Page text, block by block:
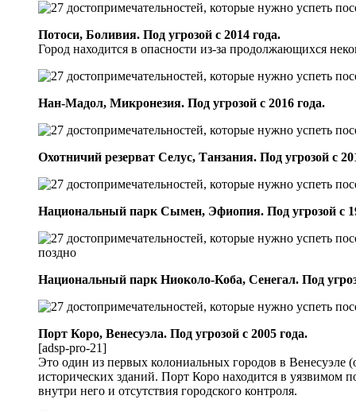
Потоси, Боливия. Под угрозой с 2014 года.
Город находится в опасности из-за продолжающихся
Нан-Мадол, Микронезия. Под угрозой с 2016 года.
Охотничий резерват Селус, Танзания. Под угрозой с
Национальный парк Сымен, Эфиопия. Под угрозой с
Национальный парк Ниоколо-Коба, Сенегал. Под
Порт Коро, Венесуэла. Под угрозой с 2005 года.
[adsp-pro-21]
Это один из первых колониальных городов в Венесуэле
исторических зданий. Порт Коро находится в уязвимом
внутри него и отсутствия городского контроля.